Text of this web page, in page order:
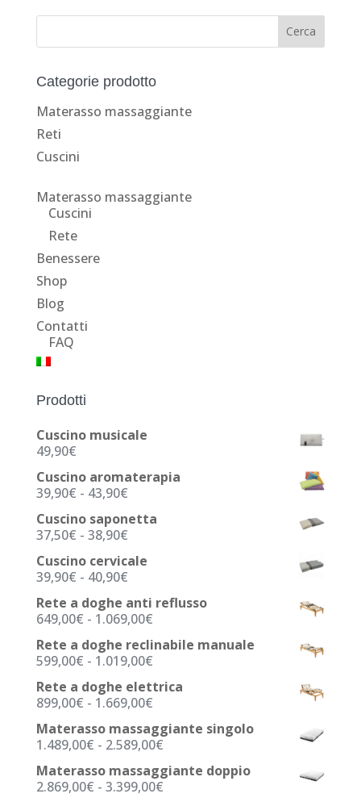
Categorie prodotto
Materasso massaggiante
Reti
Cuscini
Materasso massaggiante
Cuscini
Rete
Benessere
Shop
Blog
Contatti
FAQ
Prodotti
Cuscino musicale
49,90€
Cuscino aromaterapia
39,90€ - 43,90€Fascia
prezzo:
da
39,90€
a
Cuscino saponetta
37,50€ - 38,90€Fascia
prezzo:
da
37,50€
a
38,90€
Cuscino cervicale
39,90€ - 40,90€Fascia
prezzo:
da
39,90€
a
40,90€
Rete a doghe anti reflusso
649,00€ - 1.069,00€Fascia
prezzo:
da
649,00€
a
Rete a doghe reclinabile manuale
599,00€ - 1.019,00€Fascia
prezzo:
da
599,00€
a
Rete a doghe elettrica
899,00€ - 1.669,00€Fascia
prezzo:
da
899,00€
a
Materasso massaggiante singolo
1.489,00€ - 2.589,00€Fascia
prezzo:
da
Materasso massaggiante doppio
2.869,00€ - 3.399,00€Fascia